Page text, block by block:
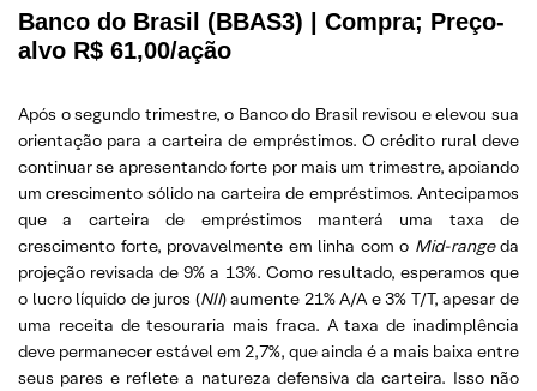
Banco do Brasil (BBAS3) | Compra; Preço-
alvo R$ 61,00/ação
Após o segundo trimestre, o Banco do Brasil revisou e elevou sua
orientação para a carteira de empréstimos. O crédito rural deve
continuar se apresentando forte por mais um trimestre, apoiando
um crescimento sólido na carteira de empréstimos. Antecipamos
que a carteira de empréstimos manterá uma taxa de
crescimento forte, provavelmente em linha com o Mid-rangeda
projeção revisada de 9% a 13%. Como resultado, esperamos que
o lucro líquido de juros (NII) aumente 21% A/A e 3% T/T, apesar de
uma receita de tesouraria mais fraca. A taxa de inadimplência
deve permanecer estável em 2,7%, que ainda é a mais baixa entre
seus pares e reflete a natureza defensiva da carteira. Isso não